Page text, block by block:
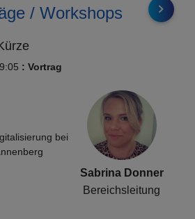
/ Workshops navigate_next
: Vortrag
bei
Sabrina Donner
Bereichsleitung